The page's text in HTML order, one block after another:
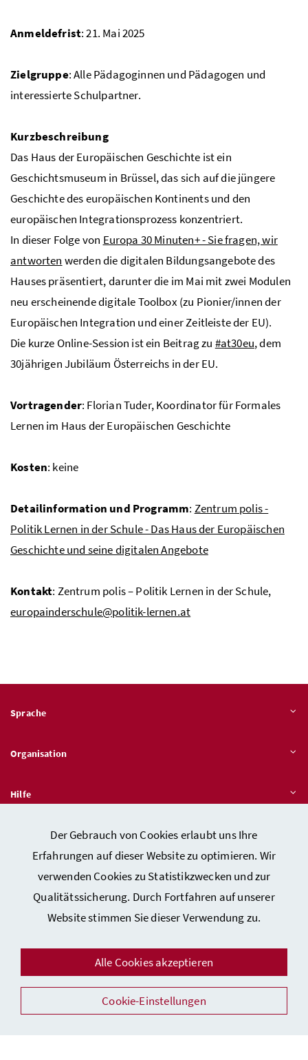
Der Gebrauch von Cookies erlaubt uns Ihre
Erfahrungen auf dieser Website zu optimieren. Wir
verwenden Cookies zu Statistikzwecken und zur
Qualitätssicherung. Durch Fortfahren auf unserer
Website stimmen Sie dieser Verwendung zu.
Alle Cookies akzeptieren
Cookie-Einstellungen
Anmeldefrist: 21. Mai 2025
Zielgruppe: Alle Pädagoginnen und Pädagogen und
interessierte Schulpartner.
Kurzbeschreibung
Das Haus der Europäischen Geschichte ist ein
Geschichtsmuseum in Brüssel, das sich auf die jüngere
Geschichte des europäischen Kontinents und den
europäischen Integrationsprozess konzentriert.
In dieser Folge von Europa 30 Minuten+ - Sie fragen, wir
antworten werden die digitalen Bildungsangebote des
Hauses präsentiert, darunter die im Mai mit zwei Modulen
neu erscheinende digitale Toolbox (zu Pionier/innen der
Europäischen Integration und einer Zeitleiste der EU).
Die kurze Online-Session ist ein Beitrag zu #at30eu, dem
30jährigen Jubiläum Österreichs in derEU.
Vortragender: Florian Tuder, Koordinator für Formales
Lernen im Haus der Europäischen Geschichte
Kosten: keine
Detailinformation und Programm: Zentrum polis -
Politik Lernen in der Schule - Das Haus der Europäischen
Geschichte und seine digitalen Angebote
Kontakt: Zentrum polis – Politik Lernen in der Schule,
europainderschule@politik-lernen.at
Sprache
Organisation
Hilfe
Quicklinks
Datenschutz
Sicherheit